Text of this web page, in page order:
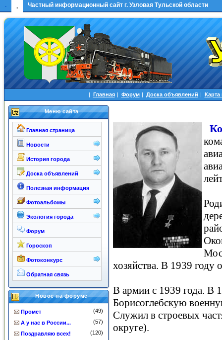
. . Частный информационный сайт г. Узловая Тульской области
| Главная | Форум | Доска объявлений | Карта
Меню сайта
Главная страница
Новости
История города
Доска объявлений
Полезная информация
Фотоальбомы
Экология города
Форум
Гороскоп
Фотоконкурс
Обратная связь
Новое на форуме
Промет
(49)
А у нас в России...
(57)
Поздравляю всех!
(120)
К
хозяйства. В 1939 году
В армии с 1939 года. В
Борисоглебскую
Служил в строевых
округе).